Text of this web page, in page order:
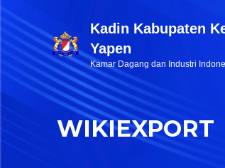
Kadin Kabupaten
Yapen
Kamar Dagang dan Industri
WIKIEXPORT